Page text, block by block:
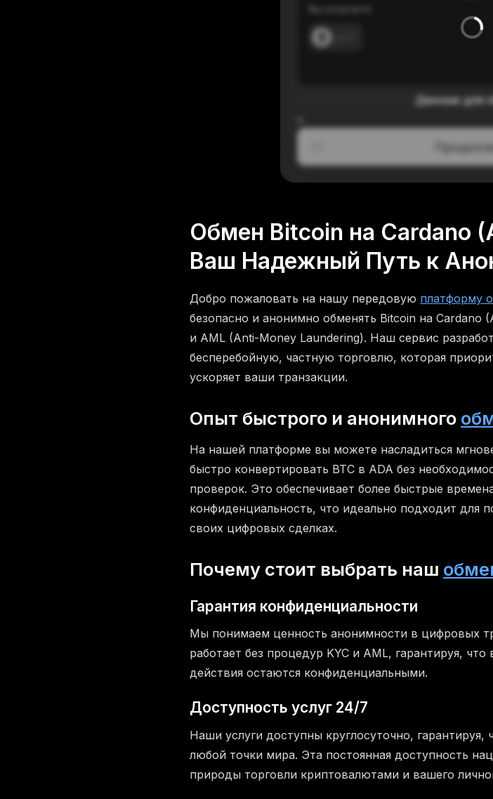
Данные для
Обмен Bitcoin на Cardano
Ваш Надежный Путь к
Добро пожаловать на нашу передовую платформу
безопасно и анонимно обменять Bitcoin на Cardano
и AML (Anti-Money Laundering). Наш сервис
бесперебойную, частную торговлю, которая
ускоряет ваши транзакции.
Опыт быстрого и анонимного
На нашей платформе вы можете насладиться
быстро конвертировать BTC в ADA без
проверок. Это обеспечивает более быстрые
конфиденциальность, что идеально подходит для
своих цифровых сделках.
Почему стоит выбрать наш
Гарантия конфиденциальности
Мы понимаем ценность анонимности в цифровых
работает без процедур KYC и AML, гарантируя,
действия остаются конфиденциальными.
Доступность услуг 24/7
Наши услуги доступны круглосуточно,
любой точки мира. Эта постоянная доступность
природы торговли криптовалютами и вашего